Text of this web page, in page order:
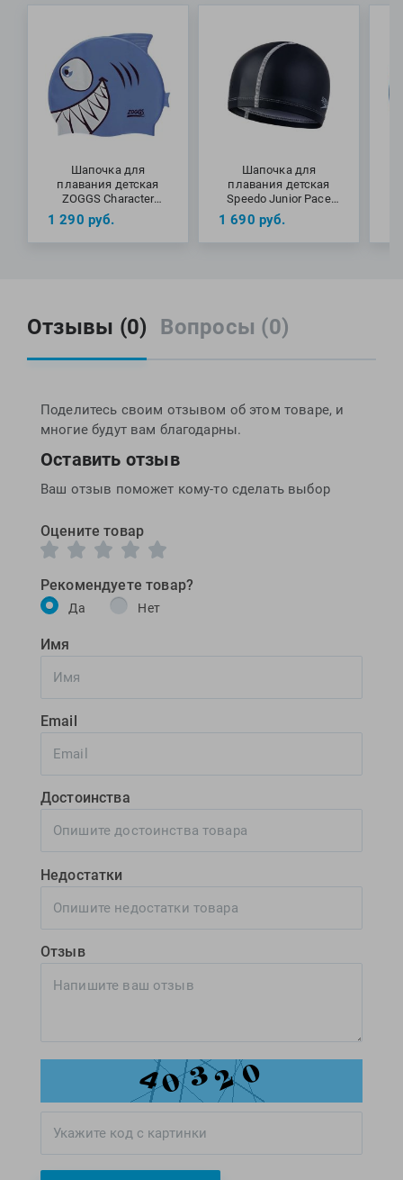
Шапочка для
плавания детская
ZOGGS Character
Silicone Fish (6-14 лет)
1 290 руб.
Шапочка для
плавания детская
Speedo Junior Pace
Cap (6-12 лет)
1 690 руб.
Отзывы (0) Вопросы (0)
Поделитесь своим отзывом об этом товаре, и
многие будут вам благодарны.
Оставить отзыв
Ваш отзыв поможет кому-то сделать выбор
Оцените товар
Рекомендуете товар?
Да Нет
Имя
Email
Достоинства
Недостатки
Отзыв